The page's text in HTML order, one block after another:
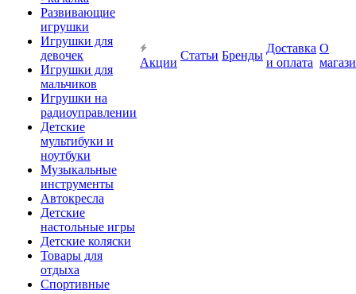
Развивающие
игрушки
Игрушки для
девочек
Игрушки для
мальчиков
Игрушки на
радиоуправлении
Детские
мультибуки и
ноутбуки
Музыкальные
инструменты
Автокресла
Детские
настольные игры
Детские коляски
Товары для
отдыха
Спортивные
Акции
Статьи Бренды
Доставка
и оплата
О